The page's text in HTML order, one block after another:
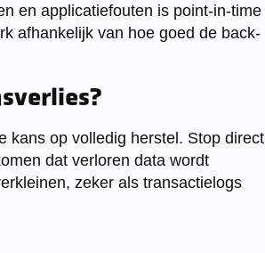
en applicatiefouten is point-in-time
afhankelijk van hoe goed de back-
kans op volledig herstel. Stop direct
dat verloren data wordt
zeker als transactielogs